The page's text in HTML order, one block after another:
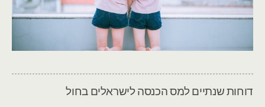
דוחות שנתיים למס הכנסה לישראלים בחול